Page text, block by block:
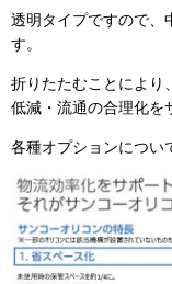
透明タイプですので、
す。
折りたたむことにより
低減・流通の合理化を
各種オプションについ